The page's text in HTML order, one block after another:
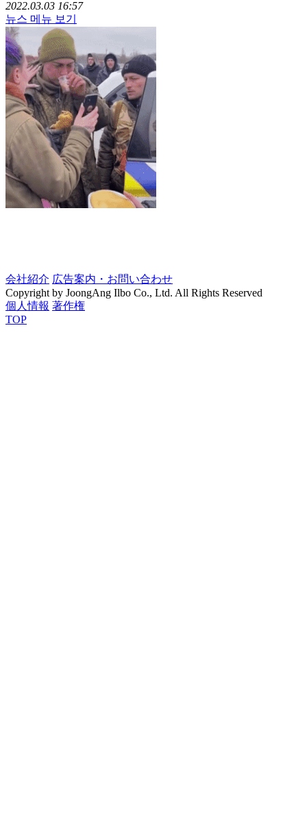
2022.03.03 16:57
뉴스 메뉴 보기
会社紹介 広告案内・お問い合わせ
Copyright by JoongAng Ilbo Co., Ltd. All Rights Reserved
個人情報 著作権
TOP